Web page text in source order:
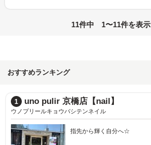
11件中 1〜11件を表示
おすすめランキング
2 IVY uno pulir
アイビーウノプリール
ヘアサロンと併設☆ラグジュアリーな雰囲気のサロ
ンです